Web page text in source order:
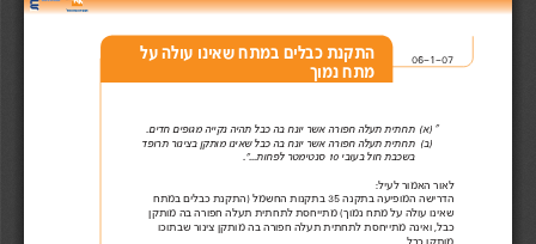
תחתית תעלה חפורה אשר יונח בה כבל תהיה נקייה מגופים חדים.
(א)
תחתית תעלה חפורה אשר יונח בה כבל שאינו מותקן בצינור תרופד
(ב)
10 סנטימטר לפחות...".
בשכבת חול בעובי
לאור האמור לעיל:
35 בתקנות החשמל )התקנת כבלים במתח
הדרישה המופיעה בתקנה
שאינו עולה על מתח נמוך( מתייחסת לתחתית תעלה חפורה בה מותקן
כבל, ואינה מתייחסת לתחתית תעלה חפורה בה מותקן צינור שבתוכו
06-1-07
התקנת כבלים במתח שאינו עולה על
מתח נמוך
"